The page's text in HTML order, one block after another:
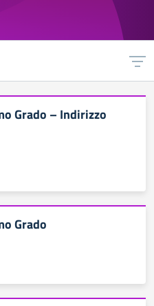
Grado – Indirizzo
Grado